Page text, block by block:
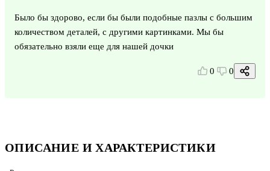
ОПИСАНИЕ И ХАРАКТЕРИСТИКИ
Было бы здорово, если бы были подобные пазлы с большим
количеством деталей, с другими картинками. Мы бы
обязательно взяли еще для нашей дочки
0 0